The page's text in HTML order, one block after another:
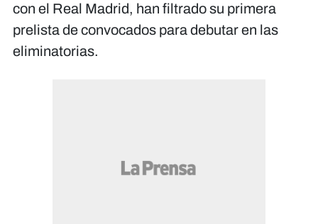
con el Real Madrid, han filtrado su primera
prelista de convocados para debutar en las
eliminatorias.